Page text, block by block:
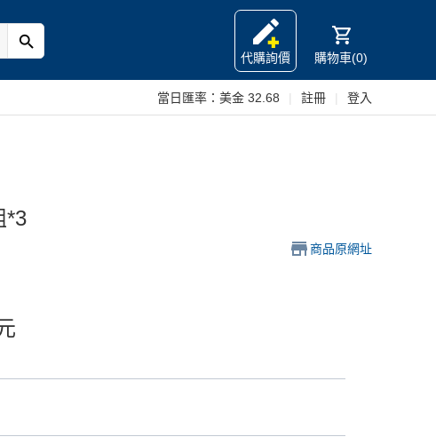
代購詢價
購物車(0)
當日匯率： 美金 32.68 註冊 登入
*3
商品原網址